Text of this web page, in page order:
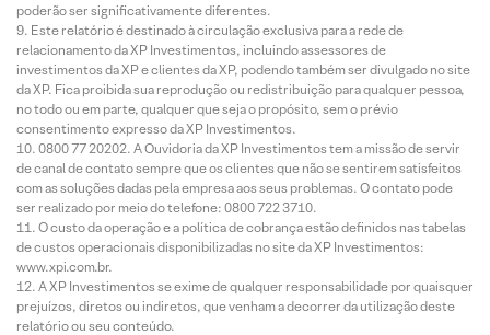
poderão ser significativamente diferentes.
Este relatório é destinado à circulação exclusiva para a rede de
relacionamento da XP Investimentos, incluindo assessores de
investimentos da XP e clientes da XP, podendo também ser divulgado no site
da XP. Fica proibida sua reprodução ou redistribuição para qualquer pessoa,
no todo ou em parte, qualquer que seja o propósito, sem o prévio
consentimento expresso da XP Investimentos.
0800 77 20202. A Ouvidoria da XP Investimentos tem a missão de servir
de canal de contato sempre que os clientes que não se sentirem satisfeitos
com as soluções dadas pela empresa aos seus problemas. O contato pode
ser realizado por meio do telefone: 0800 722 3710.
O custo da operação e a política de cobrança estão definidos nas tabelas
de custos operacionais disponibilizadas no site da XP Investimentos:
www.xpi.com.br.
A XP Investimentos se exime de qualquer responsabilidade por quaisquer
prejuízos, diretos ou indiretos, que venham a decorrer da utilização deste
relatório ou seu conteúdo.